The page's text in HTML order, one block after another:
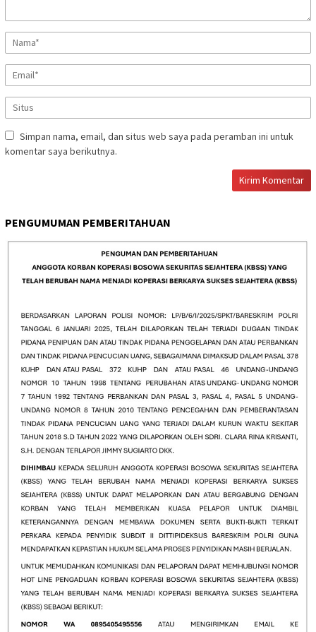
Simpan nama, email, dan situs web saya pada peramban ini untuk
komentar saya berikutnya.
PENGUMUMAN PEMBERITAHUAN